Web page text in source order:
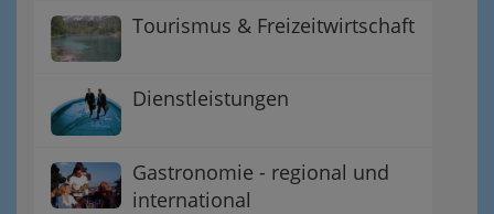
Tourismus & Freizeitwirtschaft
Dienstleistungen
Gastronomie - regional und
international